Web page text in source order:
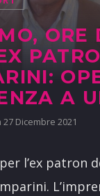
ORE
A
Dicembre 2021
l’ex patron